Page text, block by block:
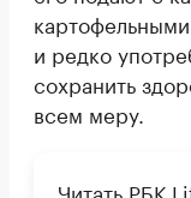
и редко
сохранить
всем меру.
Читать РБК